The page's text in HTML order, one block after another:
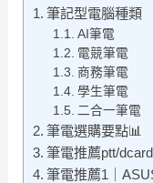
筆記型電腦種類
AI筆電
電競筆電
商務筆電
學生筆電
二合一筆電
筆電選購要點📊
筆電推薦ptt/dcard
筆電推薦1｜